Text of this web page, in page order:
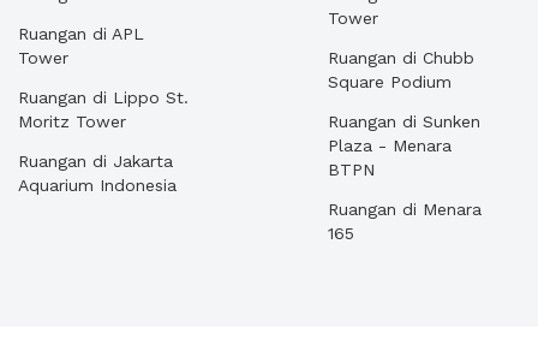
Ruangan di APL
Tower
Ruangan di Lippo St.
Moritz Tower
Ruangan di Jakarta
Aquarium Indonesia
Tower
Ruangan di Chubb
Square Podium
Ruangan di Sunken
Plaza - Menara
BTPN
Ruangan di Menara
165